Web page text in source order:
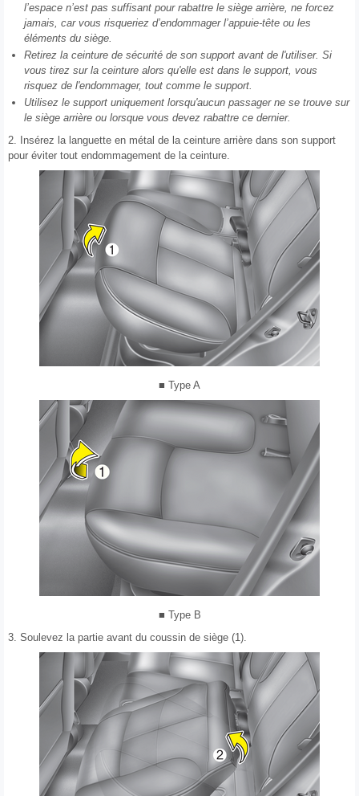
l’espace n’est pas suffisant pour rabattre le siège arrière, ne forcez
jamais, car vous risqueriez d’endommager l’appuie-tête ou les
éléments du siège.
Retirez la ceinture de sécurité de son support avant de l'utiliser. Si
vous tirez sur la ceinture alors qu'elle est dans le support, vous
risquez de l'endommager, tout comme le support.
Utilisez le support uniquement lorsqu'aucun passager ne se trouve sur
le siège arrière ou lorsque vous devez rabattre ce dernier.
2. Insérez la languette en métal de la ceinture arrière dans son support
pour éviter tout endommagement de la ceinture.
■ Type A
■ Type B
3. Soulevez la partie avant du coussin de siège (1).